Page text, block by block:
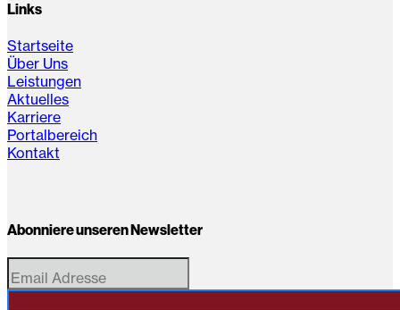
Links
Startseite
Über Uns
Leistungen
Aktuelles
Karriere
Portalbereich
Kontakt
Abonniere unseren Newsletter